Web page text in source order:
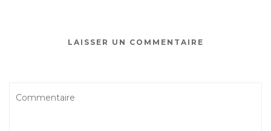
LAISSER UN COMMENTAIRE